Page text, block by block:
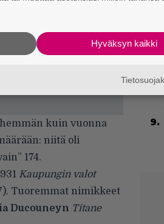
kuin vuonna
niitä oli
174.
Kaupungin valot
Tuoremmat nimikkeet
Ducouneyn Titane
Hyväksyn kaikki